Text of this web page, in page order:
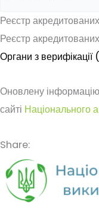
Реєстр акредитованих
Реєстр акредитованих
Органи з
Оновлену
сайті Національного
Share: